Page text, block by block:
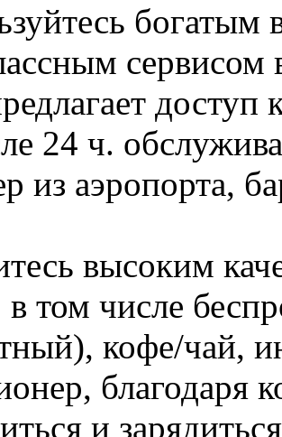
богатым
сервисом
доступ
24 ч.
из аэропорта,
высоким
том числе
кофе/чай,
благодаря
и